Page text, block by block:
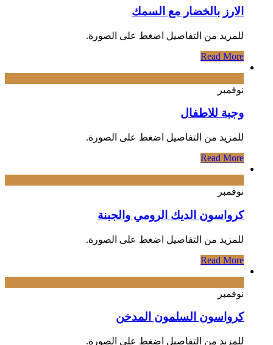
الارز بالخضار مع السمك
‌للمزيد من التفاصيل اضغط على الصورة.
Read More
نوفمبر
وجبة للاطفال
‌للمزيد من التفاصيل اضغط على الصورة.
Read More
نوفمبر
كرواسون الديك الرومي والجبنة
‌للمزيد من التفاصيل اضغط على الصورة.
Read More
نوفمبر
كرواسون السلمون المدخن
‌للمزيد من التفاصيل اضغط على الصورة.